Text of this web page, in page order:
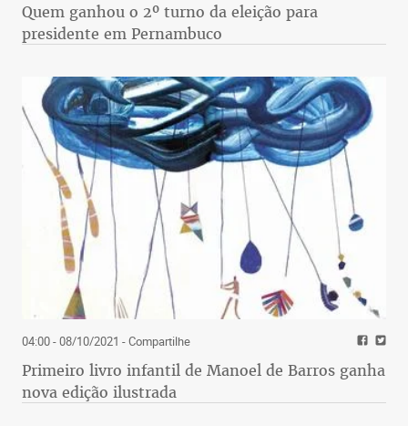
Quem ganhou o 2º turno da eleição para
presidente em Pernambuco
04:00 - 08/10/2021 - Compartilhe
Primeiro livro infantil de Manoel de Barros ganha
nova edição ilustrada